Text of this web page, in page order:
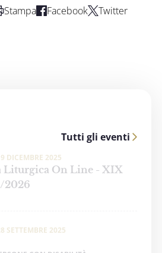
Stampa Facebook Twitter
Tutti gli eventi
DICEMBRE 2025
Liturgica On Line - XIX
2026
SETTEMBRE 2025